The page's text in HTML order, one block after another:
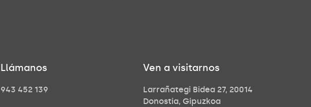
Llámanos
943 452 139
Ven a visitarnos
Larrañategi Bidea 27, 20014
Donostia, Gipuzkoa